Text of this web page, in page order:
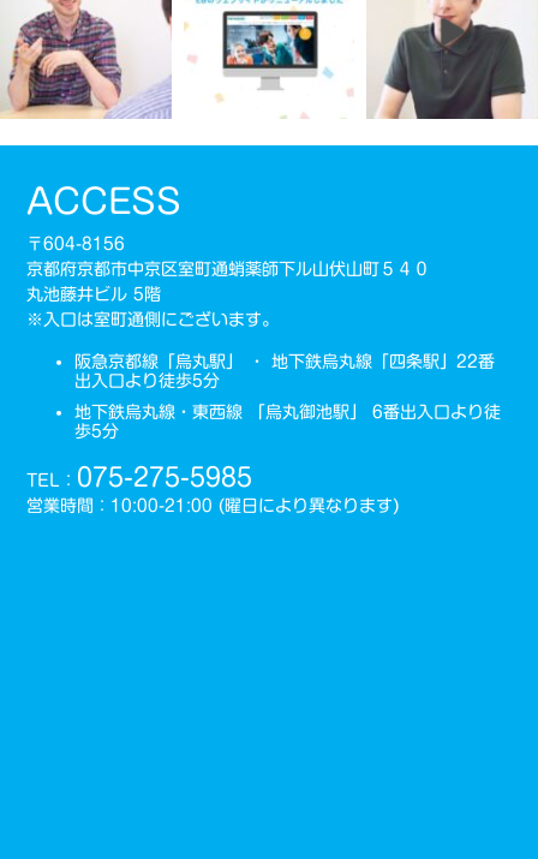
ACCESS
〒604-8156
京都府京都市中京区室町通蛸薬師下ル山伏山町５４０
丸池藤井ビル 5階
※入口は室町通側にございます。
阪急京都線「烏丸駅」 ・ 地下鉄烏丸線「四条駅」22番
出入口より徒歩5分
地下鉄烏丸線・東西線 「烏丸御池駅」 6番出入口より徒
歩5分
TEL： 075-275-5985
営業時間：10:00-21:00 (曜日により異なります)